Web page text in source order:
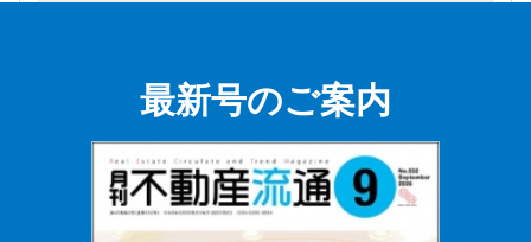
最新号のご案内